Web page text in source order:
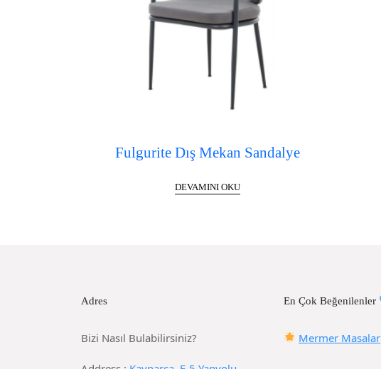
Fulgurite Dış Mekan Sandalye
DEVAMINI OKU
Adres
Bizi Nasıl Bulabilirsiniz?
En Çok Beğenilenler
Mermer Masalar